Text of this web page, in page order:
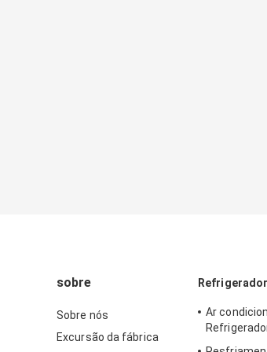
sobre
Sobre nós
Excursão da fábrica
Ar